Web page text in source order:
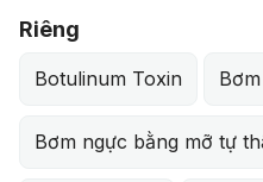
Riêng
Botulinum Toxin
Bơm ngực bằng mỡ tự